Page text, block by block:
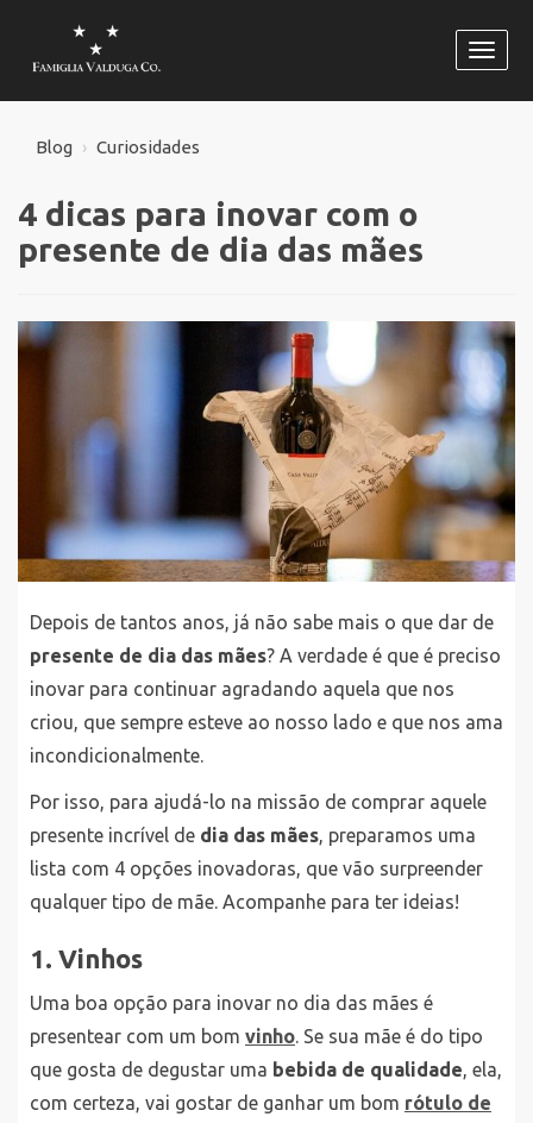
Blog Curiosidades
4 dicas para inovar com o
presente de dia das mães
Depois de tantos anos, já não sabe mais o que dar de
presente de dia das mães? A verdade é que é preciso
inovar para continuar agradando aquela que nos
criou, que sempre esteve ao nosso lado e que nos ama
incondicionalmente.
Por isso, para ajudá-lo na missão de comprar aquele
presente incrível de dia das mães, preparamos uma
lista com 4 opções inovadoras, que vão surpreender
qualquer tipo de mãe. Acompanhe para ter ideias!
1. Vinhos
Uma boa opção para inovar no dia das mães é
presentear com um bom vinho. Se sua mãe é do tipo
que gosta de degustar uma bebida de qualidade, ela,
com certeza, vai gostar de ganhar um bom rótulo de